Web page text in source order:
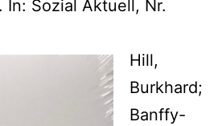
In: Sozial Aktuell, Nr.
Hill,
Burkhard;
Banffy-